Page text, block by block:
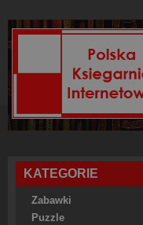
KATEGORIE
Zabawki
Puzzle